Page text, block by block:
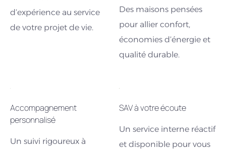
d’expérience au service
de votre projet de vie.
Des maisons pensées
pour allier confort,
économies d’énergie et
qualité durable.
Accompagnement
personnalisé
Un suivi rigoureux à
SAV à votre écoute
Un service interne réactif
et disponible pour vous